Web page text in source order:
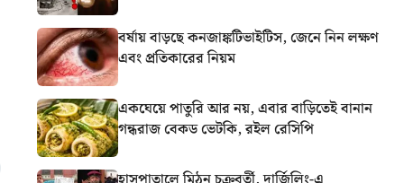
বর্ষায় বাড়ছে কনজাঙ্কটিভাইটিস, জেনে নিন লক্ষণ
এবং প্রতিকারের নিয়ম
একঘেয়ে পাতুরি আর নয়, এবার বাড়িতেই বানান
গন্ধরাজ বেকড ভেটকি, রইল রেসিপি